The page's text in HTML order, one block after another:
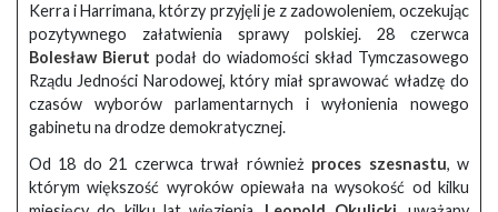
Kerra i Harrimana, którzy przyjęli je z zadowoleniem, oczekując
pozytywnego załatwienia sprawy polskiej. 28 czerwca
Bolesław Bierut podał do wiadomości skład Tymczasowego
Rządu Jedności Narodowej, który miał sprawować władzę do
czasów wyborów parlamentarnych i wyłonienia nowego
gabinetu na drodze demokratycznej.
Od 18 do 21 czerwca trwał również proces szesnastu, w
którym większość wyroków opiewała na wysokość od kilku